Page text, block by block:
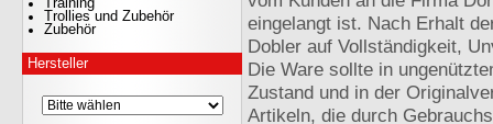
Trollies und Zubehör
Zubehör
Hersteller
OAKLEY AERO HYDRLIX
POLO HERREN
49.00€
inkl. 20% MwSt.
Versandkosten
eingelangt ist. Nach Erhalt
Dobler auf Vollständigkeit,
Die Ware sollte in
Zustand und in der
Artikeln, die durch